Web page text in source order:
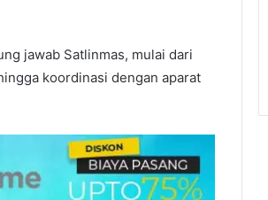
jawab Satlinmas, mulai dari
koordinasi dengan aparat